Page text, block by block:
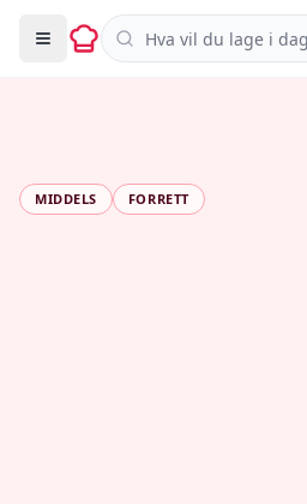
Søk i oppskrifter
MIDDELS FORRETT